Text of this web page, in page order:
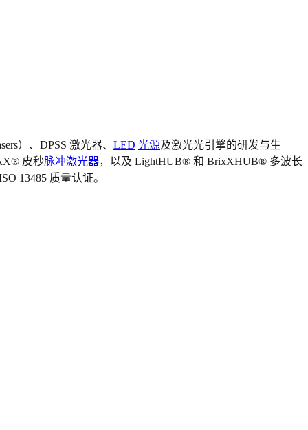
）、DPSS 激光器、 LED 光源及激光光引擎的研发与生
皮秒脉冲激光器，以及 LightHUB® 和 BrixXHUB® 多波长
13485 质量认证。